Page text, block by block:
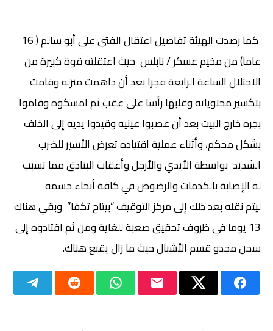
كما رصدت الهيئة تفاصيل اعتقال الفتى علي أبو سالم ( 16
عاما) من مخيم عسكر / نابلس حيث اعتقلته قوة كبيرة من
الاحتلال الساعة الرابعة فجرا بعد أن داهمت منزله وقامت
بتكسير محتوياته وقلبها رأسا على عقب ثم امسكوه وقاموا
بجره خارج البيت بعد أن عصبوا عينيه وقيدوا يديه إلى الخلف
بشكل محكم، وأثناء عملية اقتياده تعرض الأسير للضرب
الشديد بواسطة الأيدي والأرجل وأعقاب البنادق مما تسبب
له الإصابة بالكدمات والرضوض في كافة أنحاء جسمه
ليتم نقله بعد ذلك إلى مركز التوقيف “بيتاح تكفا” وبقي هناك
13 يوما في ظروف تحقيق صعبة للغاية ومن ثم اقتادوه إلى
سجن مجدو قسم الأشبال حيث ما زال يقبع هناك.